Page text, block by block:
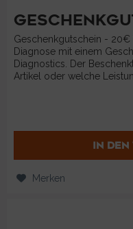
Geschenkgutschein - 20€
Diagnose mit einem
Diagnostics. Der
Artikel oder welche
IN DEN
Merken